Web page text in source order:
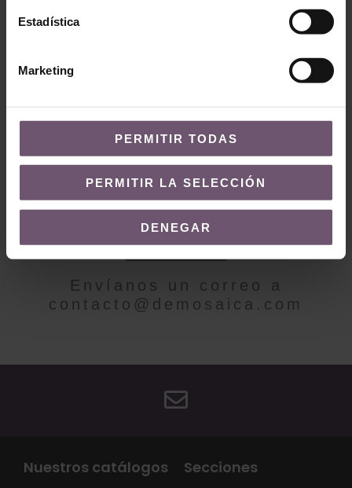
Estadística
Marketing
PERMITIR TODAS
PERMITIR LA SELECCIÓN
DENEGAR
Baldosas hidráulicas en
¿QUIERES MÁS INFORMACIÓN?
Contacto
Envíanos un correo a
contacto@demosaica.com
Nuestros catálogos Secciones